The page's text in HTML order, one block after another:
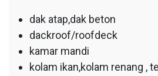
dak atap,dak beton
dackroof/roofdeck
kamar mandi
kolam ikan,kolam renang ,